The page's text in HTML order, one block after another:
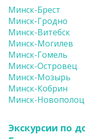
Минск-Брест
Минск-Гродно
Минск-Витебск
Минск-Могилев
Минск-Гомель
Минск-Островец
Минск-Мозырь
Минск-Кобрин
Минск-
Экскурсии по